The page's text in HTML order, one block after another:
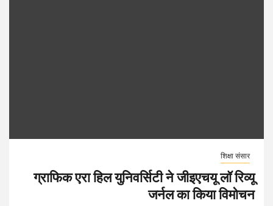
शिक्षा संसार
ग्राफिक एरा हिल युनिवर्सिटी ने जीइएचयू लॉ रिव्यू
जर्नल का किया विमोचन